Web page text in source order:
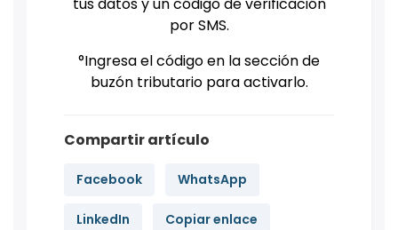
tus datos y un código de verificación
por SMS.
°Ingresa el código en la sección de
buzón tributario para activarlo.
Compartir artículo
Facebook WhatsApp
LinkedIn Copiar enlace